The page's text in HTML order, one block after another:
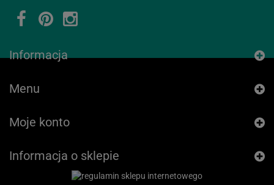
Informacja
Menu
Moje konto
Informacja o sklepie